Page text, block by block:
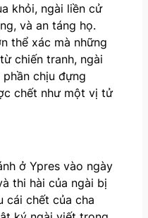
khỏi, ngài liền cử
và an táng họ.
thể xác mà những
chiến tranh, ngài
chịu đựng
chết như một vị tử
ở Ypres vào ngày
thi hài của ngài bị
cái chết của cha